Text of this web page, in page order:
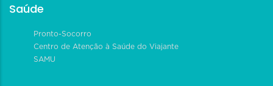
Saúde
Pronto-Socorro
Centro de Atenção à Saúde do Viajante
SAMU